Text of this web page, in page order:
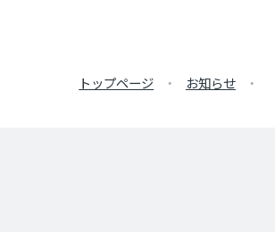
トップページ お知らせ